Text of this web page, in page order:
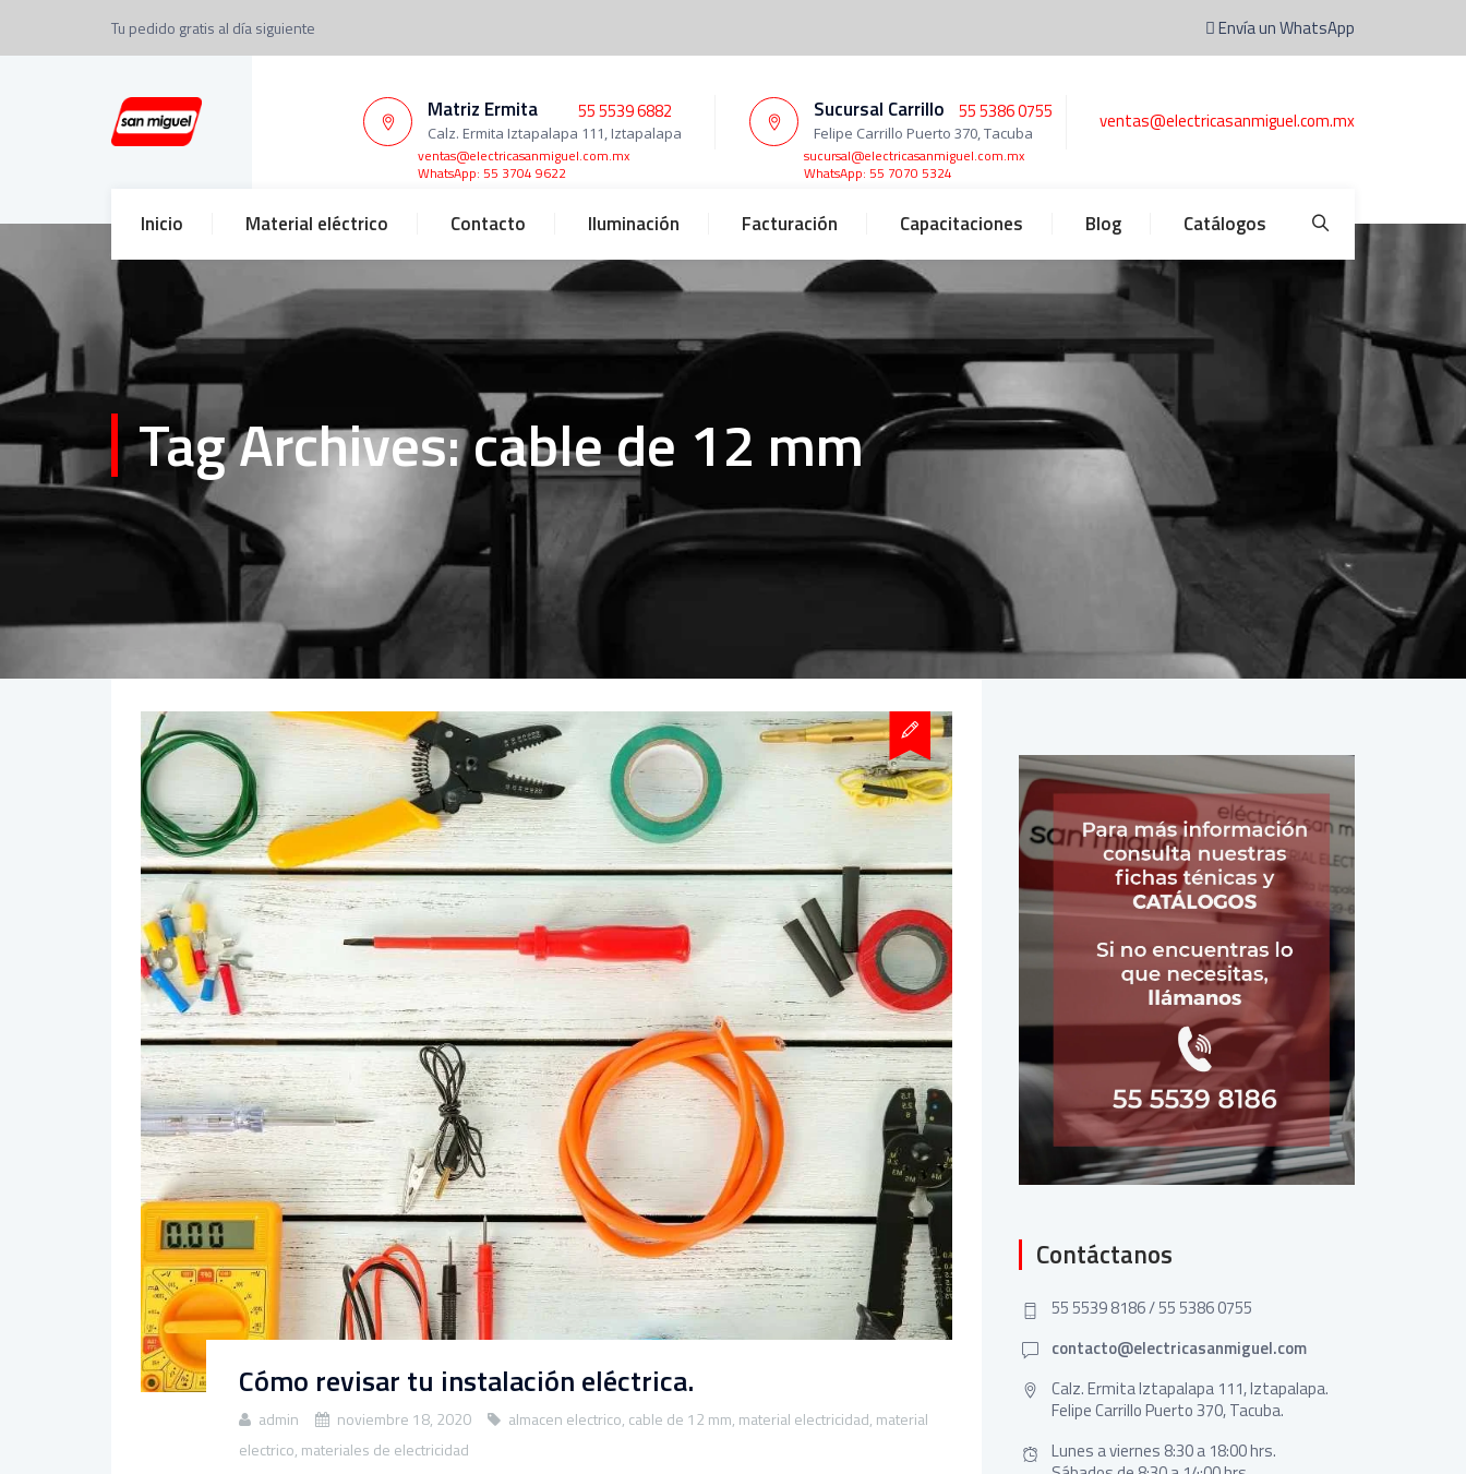
Tu pedido gratis al día siguiente Envía un WhatsApp
55 5539 6882
Matriz Ermita
Calz. Ermita Iztapalapa 111, Iztapalapa
ventas@electricasanmiguel.com.mx
WhatsApp: 55 3704 9622
55 5386 0755
Sucursal Carrillo
Felipe Carrillo Puerto 370, Tacuba
sucursal@electricasanmiguel.com.mx
WhatsApp: 55 7070 5324
ventas@electricasanmiguel.com.mx
Inicio Material eléctrico Contacto Iluminación Facturación Capacitaciones Blog Catálogos
Tag Archives:cable de 12 mm
Cómo revisar tu instalación eléctrica.
admin noviembre 18, 2020 almacen electrico, cable de 12 mm, material electricidad, material
electrico, materiales de electricidad
Contáctanos
55 5539 8186 / 55 5386 0755
contacto@electricasanmiguel.com
Calz. Ermita Iztapalapa 111, Iztapalapa.
Felipe Carrillo Puerto 370, Tacuba.
Lunes a viernes 8:30 a 18:00 hrs.